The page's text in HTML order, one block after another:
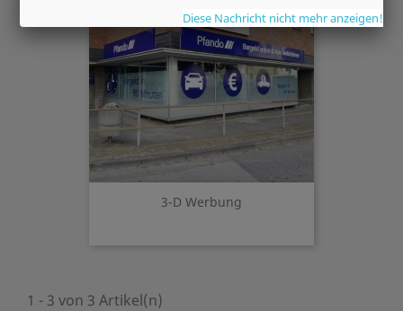
3-D Werbung
1 - 3 von 3 Artikel(n)
Diese Nachricht nicht mehr anzeigen!